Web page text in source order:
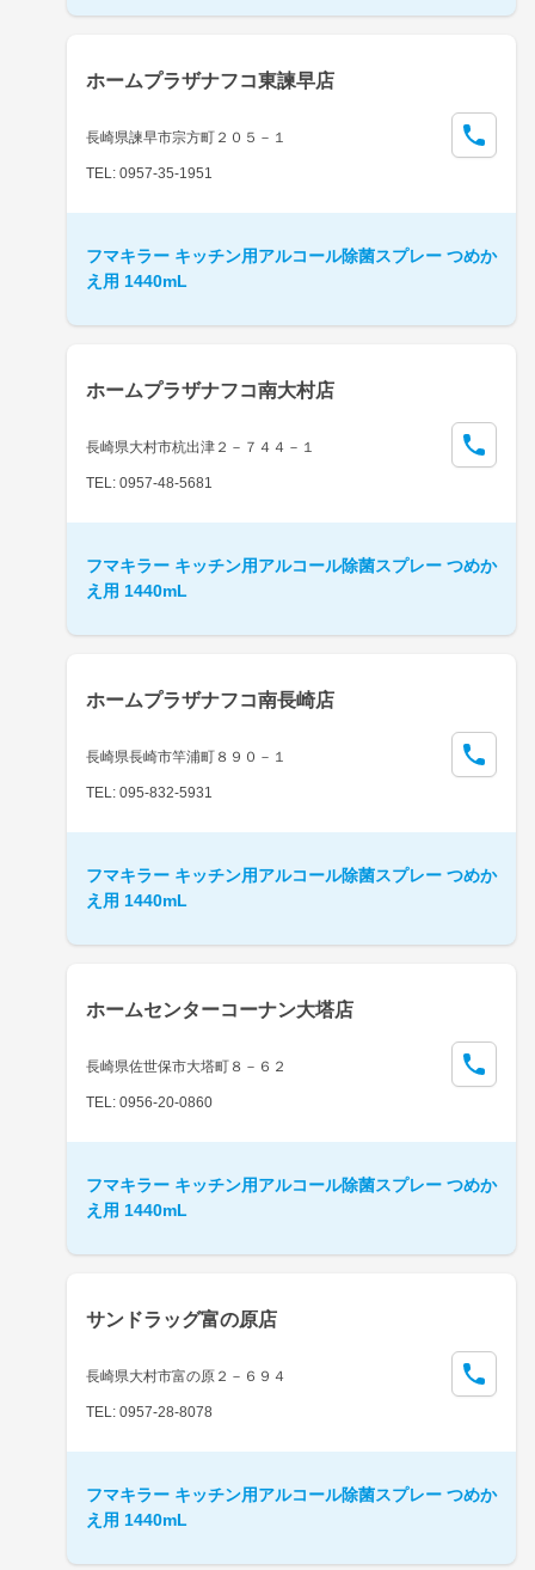
ホームプラザナフコ東諫早店
長崎県諫早市宗方町２０５－１
TEL: 0957-35-1951
フマキラー キッチン用アルコール除菌スプレー つめか
え用 1440mL
ホームプラザナフコ南大村店
長崎県大村市杭出津２－７４４－１
TEL: 0957-48-5681
フマキラー キッチン用アルコール除菌スプレー つめか
え用 1440mL
ホームプラザナフコ南長崎店
長崎県長崎市竿浦町８９０－１
TEL: 095-832-5931
フマキラー キッチン用アルコール除菌スプレー つめか
え用 1440mL
ホームセンターコーナン大塔店
長崎県佐世保市大塔町８－６２
TEL: 0956-20-0860
フマキラー キッチン用アルコール除菌スプレー つめか
え用 1440mL
サンドラッグ富の原店
長崎県大村市富の原２－６９４
TEL: 0957-28-8078
フマキラー キッチン用アルコール除菌スプレー つめか
え用 1440mL